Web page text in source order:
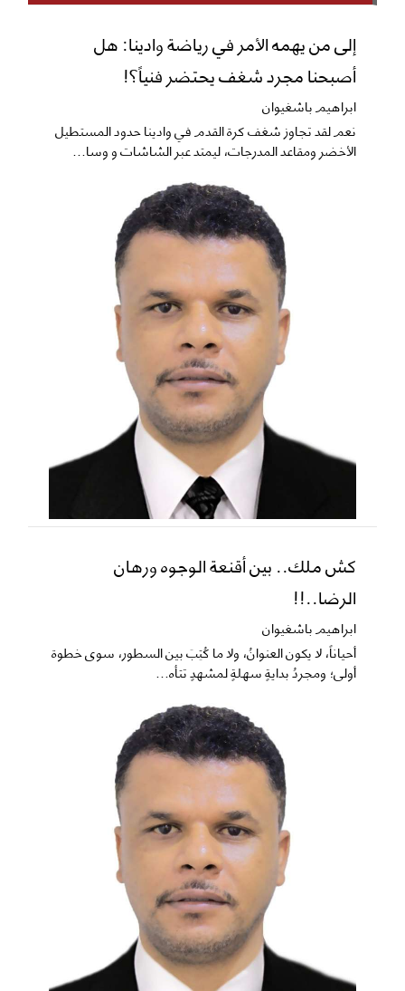
إلى من يهمه الأمر في رياضة وادينا: هل
أصبحنا مجرد شغف يحتضر فنياً؟!
ابراهيم باشغيوان
نعم ​لقد تجاوز شغف كرة القدم في وادينا حدود المستطيل
الأخضر ومقاعد المدرجات، ليمتد عبر الشاشات و وسا...
كش ملك.. بين أقنعة الوجوه ورهان
الرضا..!!
ابراهيم باشغيوان
​أحياناً، لا يكون العنوانُ، ولا ما كُتِبَ بين السطور، سوى خطوة
أولى؛ ومجردُ بدايةٍ سهلةٍ لمشهدٍ تتأه...